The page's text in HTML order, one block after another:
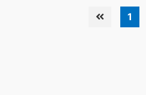
1